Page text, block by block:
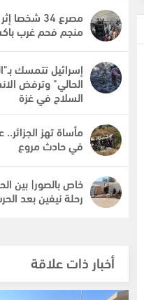
مصرع 34
منجم فحم غرب
إسرائيل تتمسك
الحالي" وترفض
السلاح في غزة
مأساة تهز
في حادث مروع
خاص بالصور| بين
رحلة نيفين بعد
أخبار ذات علاقة